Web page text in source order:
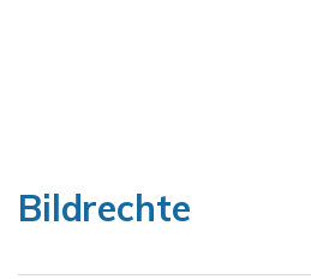
Bildrechte